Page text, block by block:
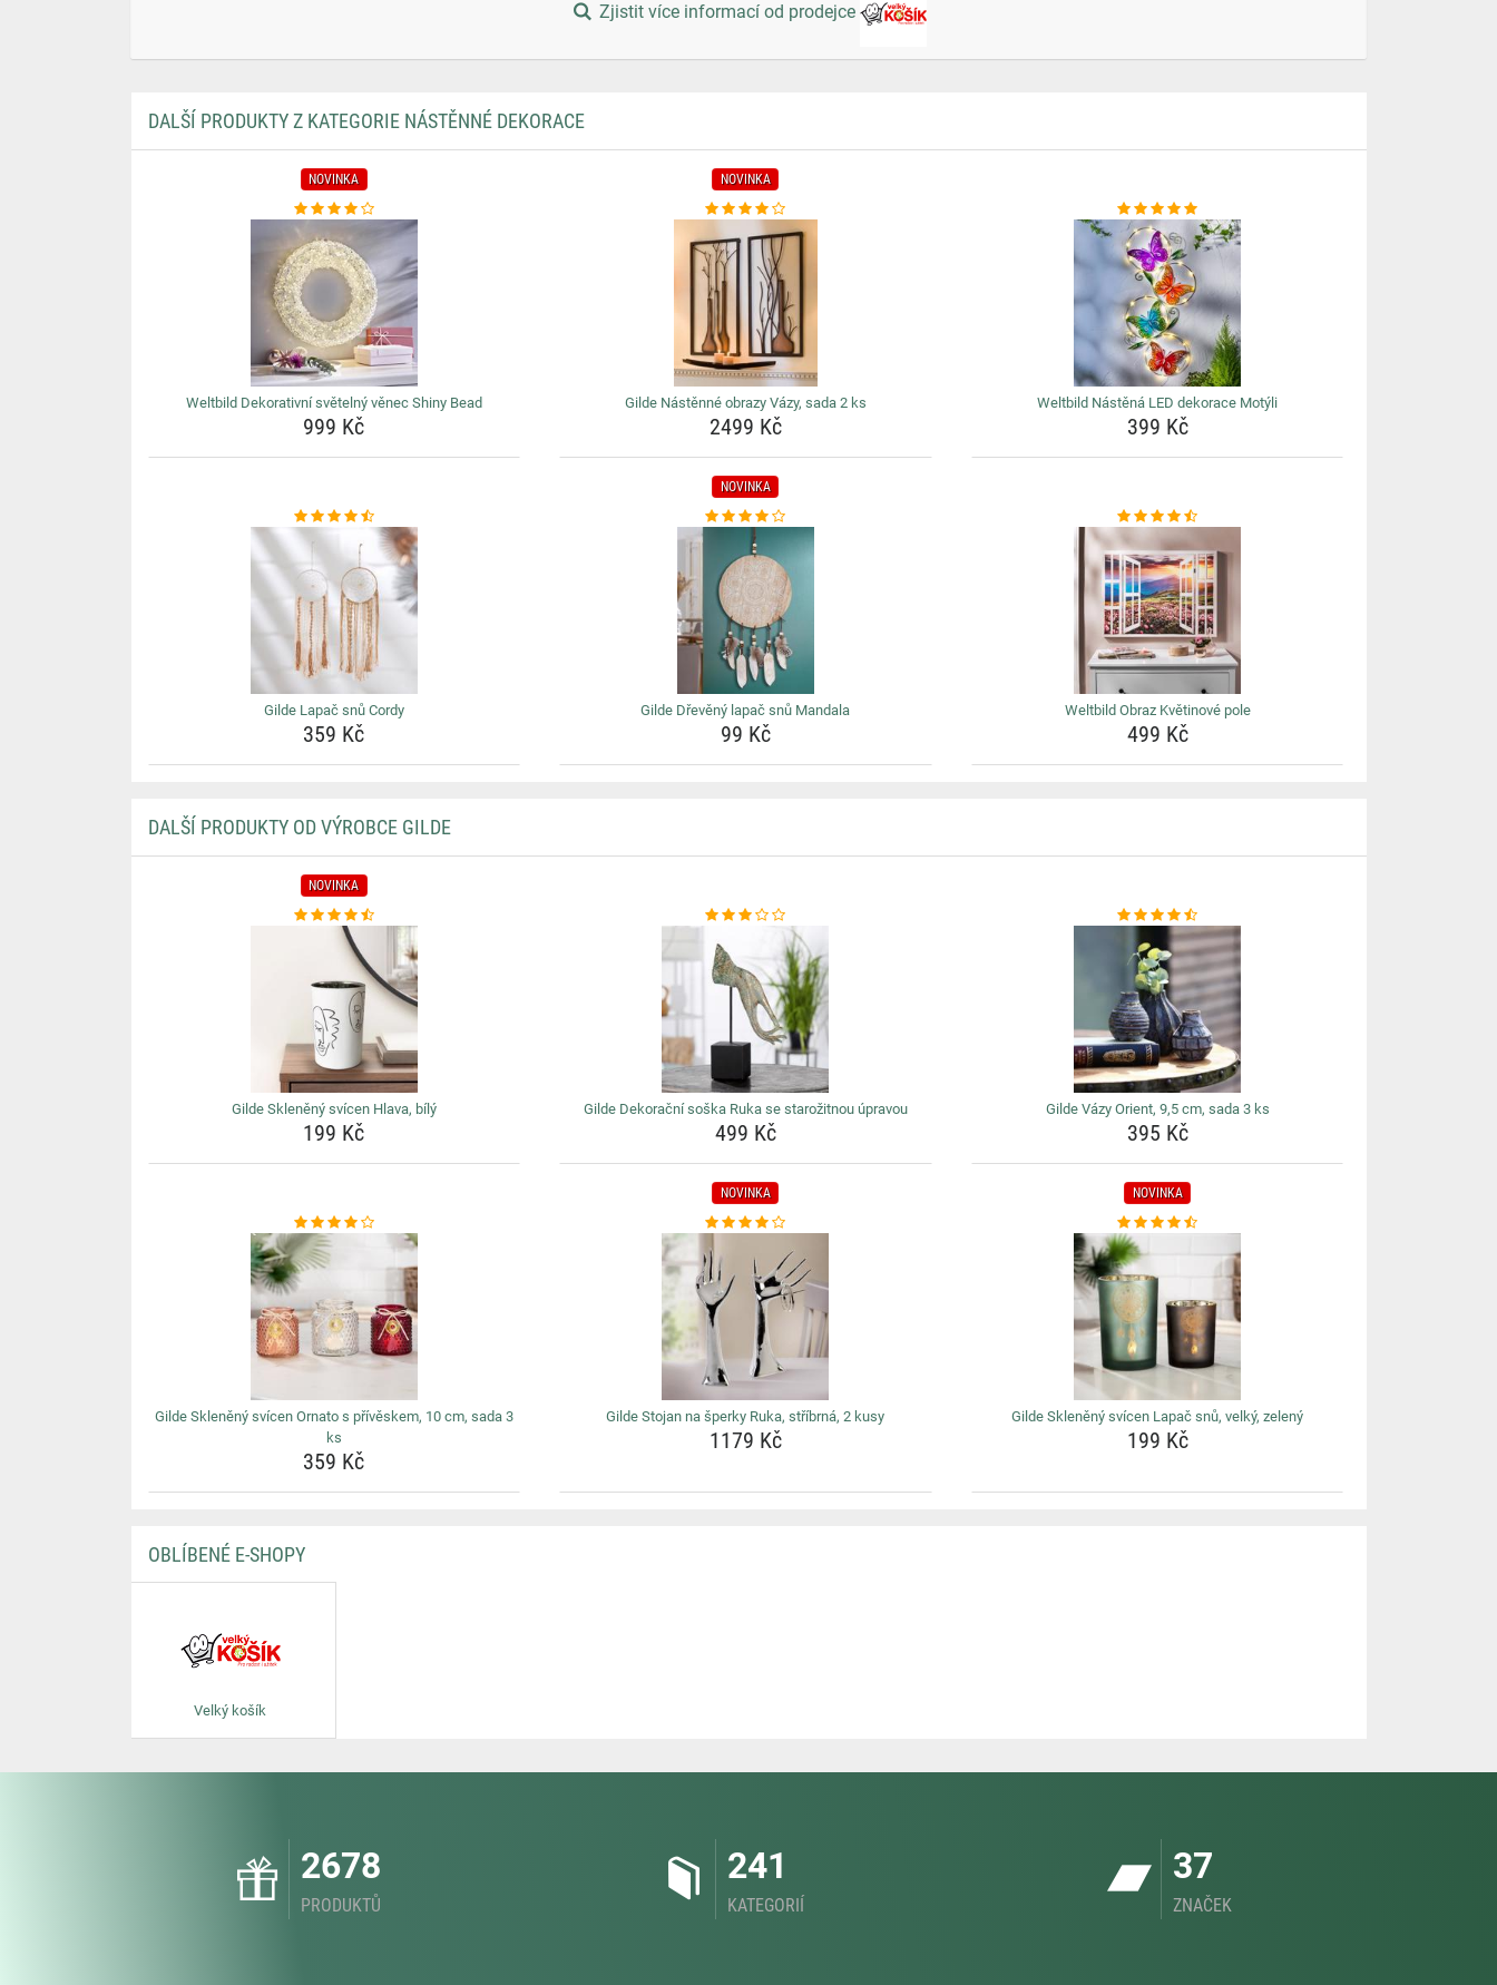
Zjistit více informací od prodejce
DALŠÍ PRODUKTY Z KATEGORIE NÁSTĚNNÉ DEKORACE
NOVINKA
Weltbild Dekorativní světelný věnec Shiny Bead
999 Kč
NOVINKA
Gilde Nástěnné obrazy Vázy, sada 2 ks
2499 Kč
Weltbild Nástěná LED dekorace Motýli
399 Kč
Gilde Lapač snů Cordy
359 Kč
NOVINKA
Gilde Dřevěný lapač snů Mandala
99 Kč
Weltbild Obraz Květinové pole
499 Kč
DALŠÍ PRODUKTY OD VÝROBCE GILDE
NOVINKA
Gilde Skleněný svícen Hlava, bílý
199 Kč
Gilde Dekorační soška Ruka se starožitnou úpravou
499 Kč
Gilde Vázy Orient, 9,5 cm, sada 3 ks
395 Kč
Gilde Skleněný svícen Ornato s přívěskem, 10 cm, sada 3
ks
359 Kč
NOVINKA
Gilde Stojan na šperky Ruka, stříbrná, 2 kusy
1179 Kč
NOVINKA
Gilde Skleněný svícen Lapač snů, velký, zelený
199 Kč
OBLÍBENÉ E-SHOPY
Velký košík
2678
PRODUKTŮ
241
KATEGORIÍ
37
ZNAČEK